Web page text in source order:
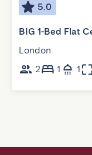
5.0
London
2
1 1